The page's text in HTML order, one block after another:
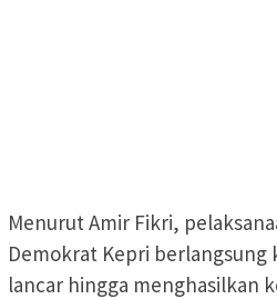
Menurut Amir Fikri,
Demokrat Kepri
lancar hingga menghasilkan